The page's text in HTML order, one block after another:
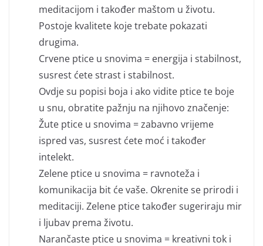
meditacijom i također maštom u životu.
Postoje kvalitete koje trebate pokazati
drugima.
Crvene ptice u snovima = energija i stabilnost,
susrest ćete strast i stabilnost.
Ovdje su popisi boja i ako vidite ptice te boje
u snu, obratite pažnju na njihovo značenje:
Žute ptice u snovima = zabavno vrijeme
ispred vas, susrest ćete moć i također
intelekt.
Zelene ptice u snovima = ravnoteža i
komunikacija bit će vaše. Okrenite se prirodi i
meditaciji. Zelene ptice također sugeriraju mir
i ljubav prema životu.
Narančaste ptice u snovima = kreativni tok i